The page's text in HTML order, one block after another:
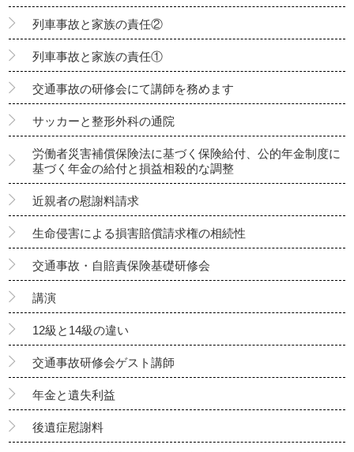
列車事故と家族の責任②
列車事故と家族の責任①
交通事故の研修会にて講師を務めます
サッカーと整形外科の通院
労働者災害補償保険法に基づく保険給付、公的年金制度に
基づく年金の給付と損益相殺的な調整
近親者の慰謝料請求
生命侵害による損害賠償請求権の相続性
交通事故・自賠責保険基礎研修会
講演
12級と14級の違い
交通事故研修会ゲスト講師
年金と遺失利益
後遺症慰謝料